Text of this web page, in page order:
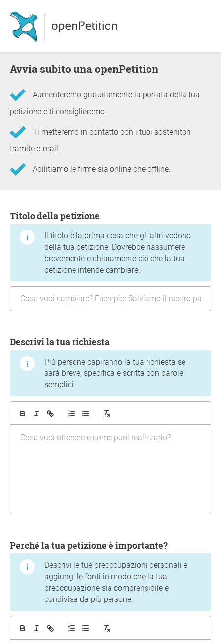
Avvia subito una openPetition
Aumenteremo gratuitamente la portata della tua
petizione e ti consiglieremo.
Ti metteremo in contatto con i tuoi sostenitori
tramite e-mail.
Abilitiamo le firme sia online che offline.
Titolo della petizione
Il titolo è la prima cosa che gli altri vedono
della tua petizione. Dovrebbe riassumere
brevemente e chiaramente ciò che la tua
petizione intende cambiare.
Descrivi la tua richiesta
Più persone capiranno la tua richiesta se
sarà breve, specifica e scritta con parole
semplici.
Perché la tua petizione è importante?
Descrivi le tue preoccupazioni personali e
aggiungi le fonti in modo che la tua
preoccupazione sia comprensibile e
condivisa da più persone.